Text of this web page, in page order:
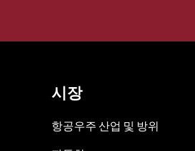
시장
항공우주 산업 및 방위